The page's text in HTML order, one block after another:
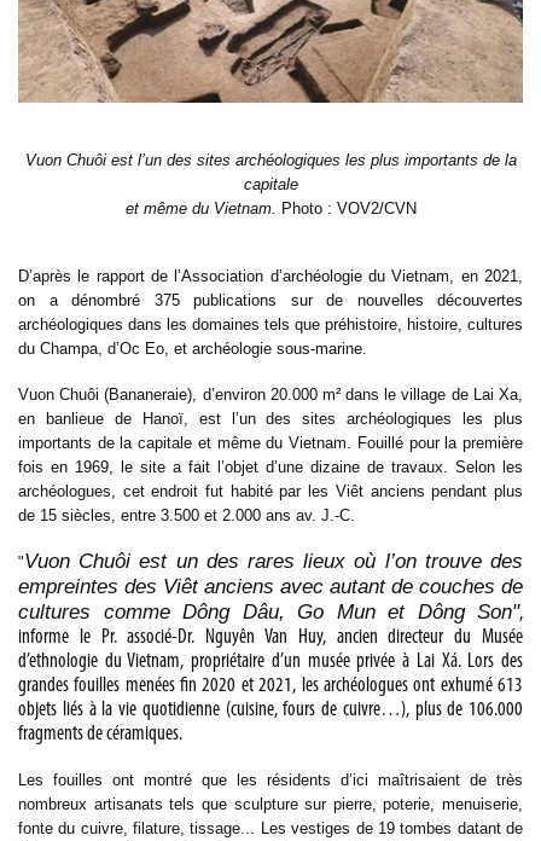
Vuon Chuôi est l’un des sites archéologiques les plus importants de la
capitale
et même du Vietnam.
Photo : VOV2/CVN
D’après le rapport de l’Association d’archéologie du Vietnam, en 2021,
on a dénombré 375 publications sur de nouvelles découvertes
archéologiques dans les domaines tels que préhistoire, histoire, cultures
du Champa, d’Oc Eo, et archéologie sous-marine.
Vuon Chuôi (Bananeraie), d’environ 20.000 m² dans le village de Lai Xa,
en banlieue de Hanoï, est l’un des sites archéologiques les plus
importants de la capitale et même du Vietnam. Fouillé pour la première
fois en 1969, le site a fait l’objet d’une dizaine de travaux. Selon les
archéologues, cet endroit fut habité par les Viêt anciens pendant plus
de 15 siècles, entre 3.500 et 2.000 ans av. J.-C.
"Vuon Chuôi est un des rares lieux où l’on trouve des
empreintes des Viêt anciens avec autant de couches de
cultures comme Dông Dâu, Go Mun et Dông Son",
informe le Pr. associé-Dr. Nguyên Van Huy, ancien directeur du Musée
d’ethnologie du Vietnam, propriétaire d’un musée privée à Lai Xá. Lors des
grandes fouilles menées fin 2020 et 2021, les archéologues ont exhumé 613
objets liés à la vie quotidienne (cuisine, fours de cuivre…), plus de 106.000
fragments de céramiques.
Les fouilles ont montré que les résidents d’ici maîtrisaient de très
nombreux artisanats tels que sculpture sur pierre, poterie, menuiserie,
fonte du cuivre, filature, tissage... Les vestiges de 19 tombes datant de